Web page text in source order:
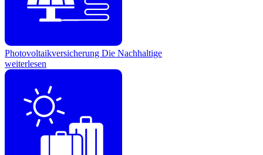
Photovoltaikversicherung Die Nachhaltige
weiterlesen